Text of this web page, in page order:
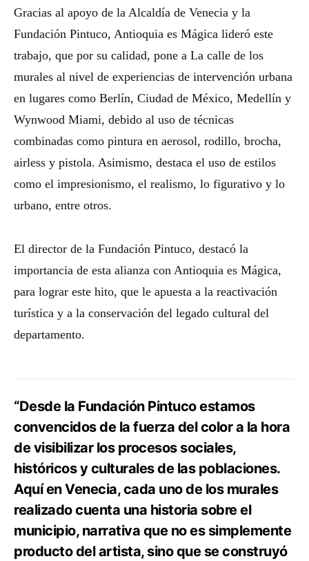
Gracias al apoyo de la Alcaldía de Venecia y la
Fundación Pintuco, Antioquia es Mágica lideró este
trabajo, que por su calidad, pone a La calle de los
murales al nivel de experiencias de intervención urbana
en lugares como Berlín, Ciudad de México, Medellín y
Wynwood Miami, debido al uso de técnicas
combinadas como pintura en aerosol, rodillo, brocha,
airless y pistola. Asimismo, destaca el uso de estilos
como el impresionismo, el realismo, lo figurativo y lo
urbano, entre otros.
El director de la Fundación Pintuco, destacó la
importancia de esta alianza con Antioquia es Mágica,
para lograr este hito, que le apuesta a la reactivación
turística y a la conservación del legado cultural del
departamento.
“Desde la Fundación Pintuco estamos
convencidos de la fuerza del color a la hora
de visibilizar los procesos sociales,
históricos y culturales de las poblaciones.
Aquí en Venecia, cada uno de los murales
realizado cuenta una historia sobre el
municipio, narrativa que no es simplemente
producto del artista, sino que se construyó